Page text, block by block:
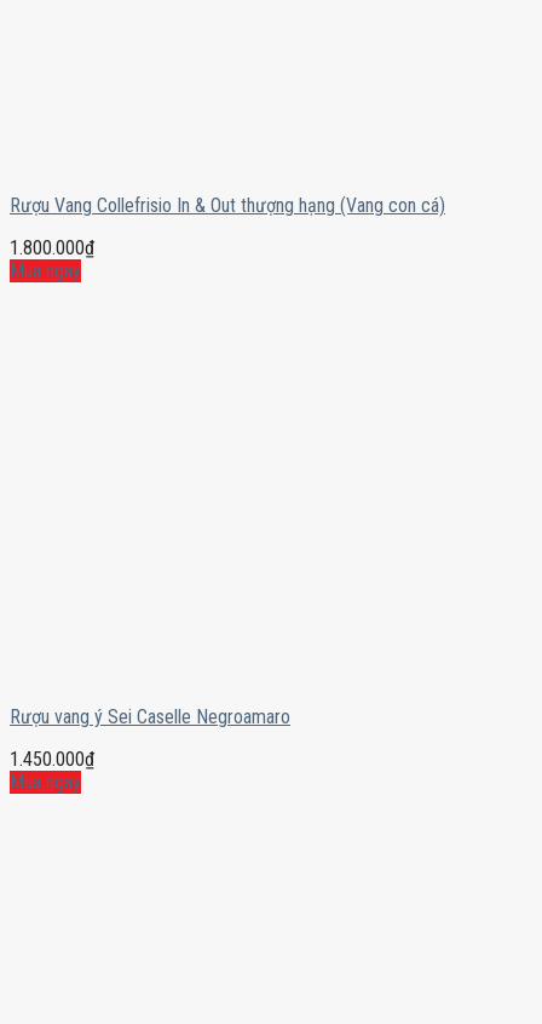
Rượu Vang Collefrisio In & Out thượng hạng (Vang con cá)
1.800.000₫
Mua ngay
Rượu vang ý Sei Caselle Negroamaro
1.450.000₫
Mua ngay